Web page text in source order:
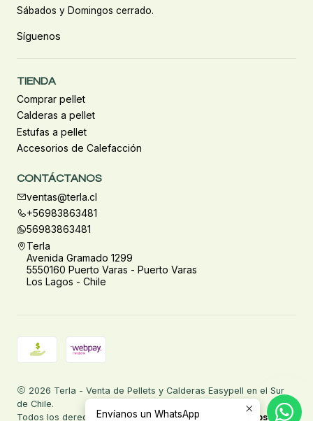
Sábados y Domingos cerrado.
Síguenos
TIENDA
Comprar pellet
Calderas a pellet
Estufas a pellet
Accesorios de Calefacción
CONTÁCTANOS
ventas@terla.cl
+56983863481
56983863481
Terla
Avenida Gramado 1299
5550160 Puerto Varas - Puerto Varas
Los Lagos - Chile
2026 Terla - Venta de Pellets y Calderas Easypell en el Sur
de Chile.
Todos los derechos reservados.Desarrollado por Jumpseller.
Envíanos un WhatsApp